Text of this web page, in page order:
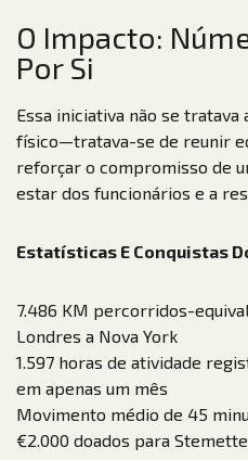
O Impacto:
Por Si
Essa iniciativa não se
físico—tratava-se de reunir
reforçar o compromisso de
estar dos funcionários e a
Estatísticas E Conquistas
7.486 KM percorridos-
Londres a Nova York
1.597 horas de atividade
em apenas um mês
Movimento médio de 45
€2.000 doados para